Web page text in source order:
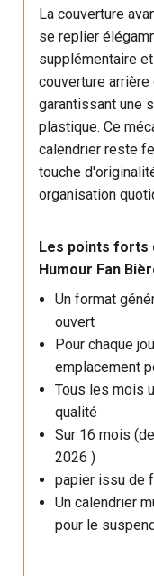
La couverture
se replier
supplémentaire
couverture arrière
garantissant une
plastique. Ce
calendrier reste
touche
organisation
Les points forts
Humour Fan
Un format
ouvert
Pour chaque
emplacement
Tous les mois
qualité
Sur 16 mois
2026 )
papier issu de
Un calendrier
pour le